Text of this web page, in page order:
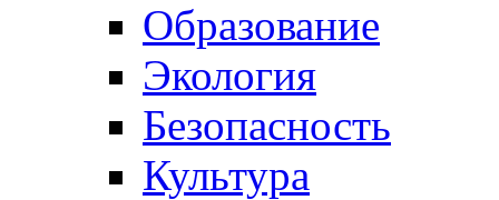
Образование
Экология
Безопасность
Культура